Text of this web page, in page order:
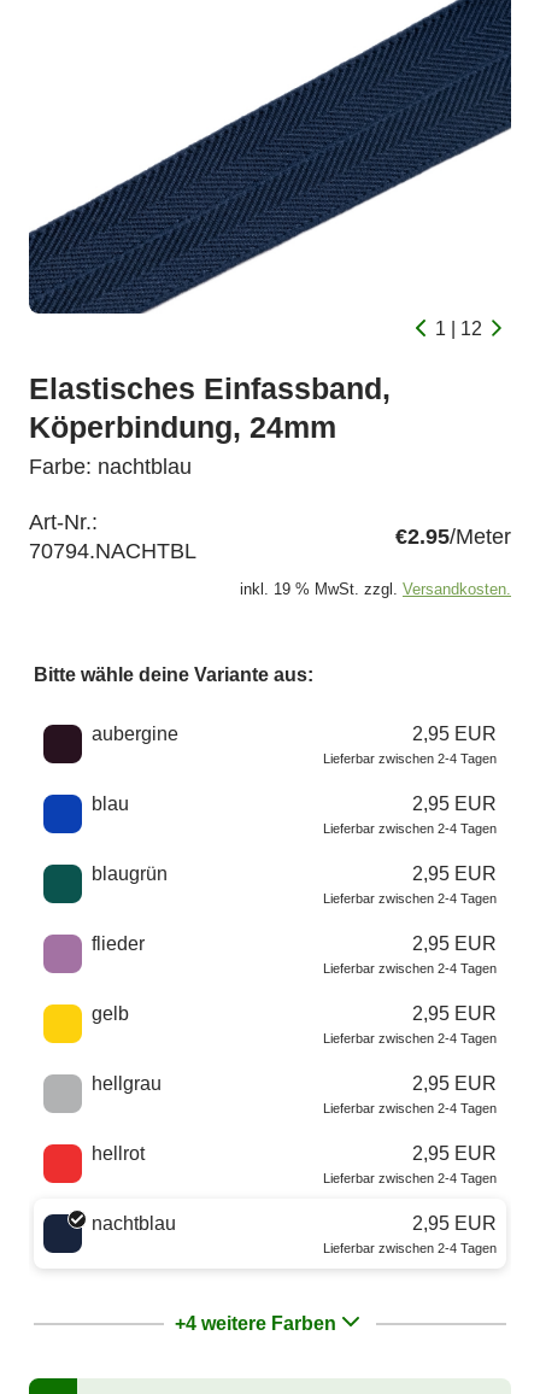
1 | 12
Elastisches Einfassband,
Köperbindung, 24mm
Farbe: nachtblau
Art-Nr.:
70794.NACHTBL
€2.95/Meter
inkl. 19 % MwSt. zzgl. Versandkosten.
Bitte wähle deine Variante aus:
Wähle eine Farbe
aubergine 2,95 EUR
Lieferbar zwischen 2-4 Tagen
blau 2,95 EUR
Lieferbar zwischen 2-4 Tagen
blaugrün 2,95 EUR
Lieferbar zwischen 2-4 Tagen
flieder 2,95 EUR
Lieferbar zwischen 2-4 Tagen
gelb 2,95 EUR
Lieferbar zwischen 2-4 Tagen
hellgrau 2,95 EUR
Lieferbar zwischen 2-4 Tagen
hellrot 2,95 EUR
Lieferbar zwischen 2-4 Tagen
nachtblau 2,95 EUR
Lieferbar zwischen 2-4 Tagen
+4 weitere Farben